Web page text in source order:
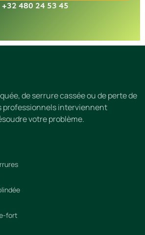
+32 480 24 53 45
de serrure cassée ou de perte de
professionnels interviennent
votre problème.
fort